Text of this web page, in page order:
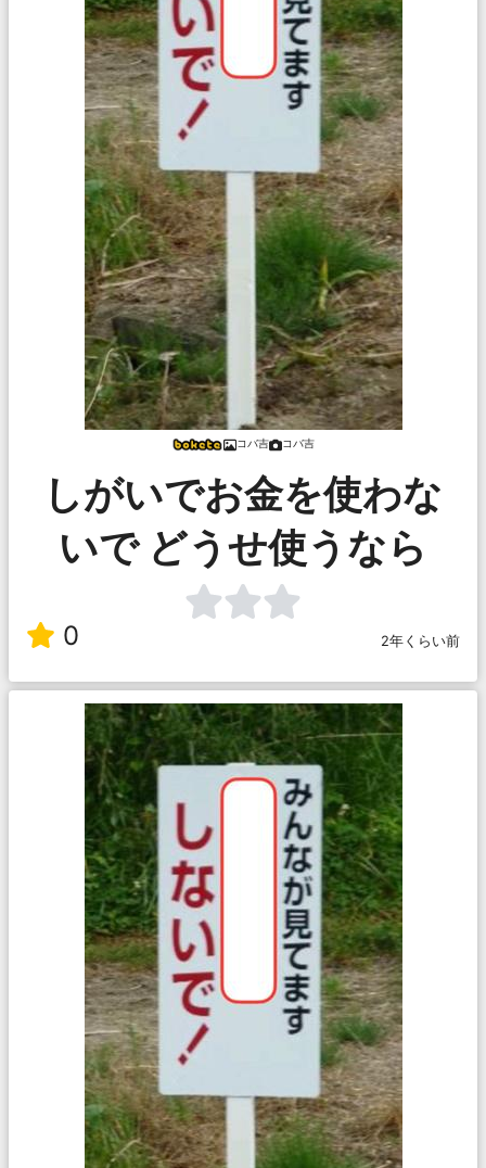
コバ吉 コバ吉
しがいでお金を使わな
いで どうせ使うなら
0 2年くらい前